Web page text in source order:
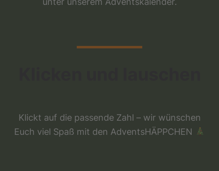
Klickt auf die passende Zahl – wir wünschen
Euch viel Spaß mit den AdventsHÄPPCHEN